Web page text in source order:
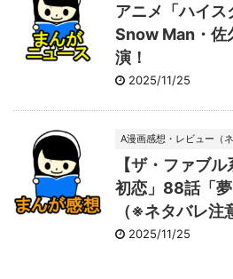
アニメ「ハイス
Snow Man・佐
演！
2025/11/25
A漫画感想・レビュー（ネ
【ザ・ファブ
初恋」88話「
（※ネタバレ注
2025/11/25